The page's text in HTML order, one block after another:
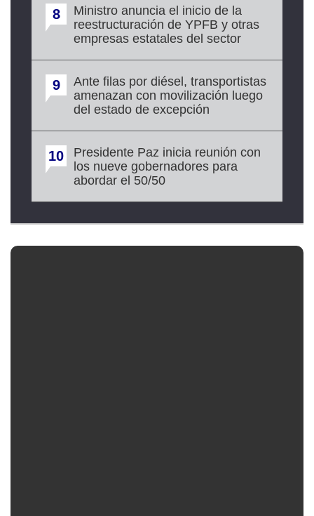
8
Ministro anuncia el inicio de la
reestructuración de YPFB y otras
empresas estatales del sector
9
Ante filas por diésel, transportistas
amenazan con movilización luego
del estado de excepción
10
Presidente Paz inicia reunión con
los nueve gobernadores para
abordar el 50/50